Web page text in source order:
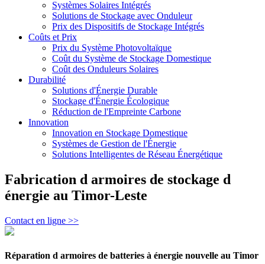
Systèmes Solaires Intégrés
Solutions de Stockage avec Onduleur
Prix des Dispositifs de Stockage Intégrés
Coûts et Prix
Prix du Système Photovoltaïque
Coût du Système de Stockage Domestique
Coût des Onduleurs Solaires
Durabilité
Solutions d'Énergie Durable
Stockage d'Énergie Écologique
Réduction de l'Empreinte Carbone
Innovation
Innovation en Stockage Domestique
Systèmes de Gestion de l'Énergie
Solutions Intelligentes de Réseau Énergétique
Fabrication d armoires de stockage d
énergie au Timor-Leste
Contact en ligne >>
Réparation d armoires de batteries à énergie nouvelle au Timor